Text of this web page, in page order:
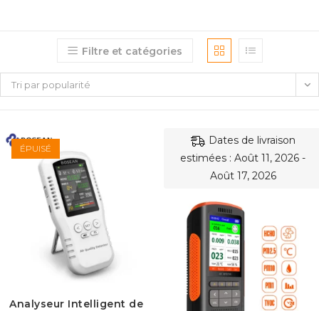
Filtre et catégories
Tri par popularité
ÉPUISÉ
Analyseur Intelligent de
Dates de livraison
estimées : Août 11, 2026 -
Août 17, 2026